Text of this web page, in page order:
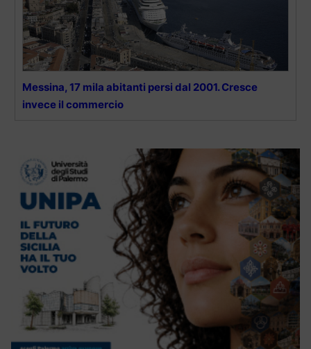
Messina, 17 mila abitanti persi dal 2001. Cresce
invece il commercio